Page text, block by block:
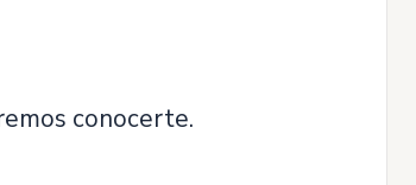
conocerte.